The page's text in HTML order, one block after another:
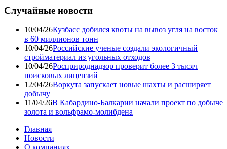
Случайные новости
10/04/26Кузбасс добился квоты на вывоз угля на восток
в 60 миллионов тонн
10/04/26Российские ученые создали экологичный
стройматериал из угольных отходов
10/04/26Росприроднадзор проверит более 3 тысяч
поисковых лицензий
12/04/26Воркута запускает новые шахты и расширяет
добычу
11/04/26В Кабардино-Балкарии начали проект по добыче
золота и вольфрамо-молибдена
Главная
Новости